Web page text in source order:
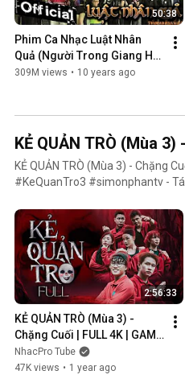
50:38
Phim Ca Nhạc Luật Nhân
Quả (Người Trong Giang Hồ
4) - Lâm Chấn Khang 2016
309M views • 10 years ago
KẺ QUẢN TRÒ (Mùa
KẺ QUẢN TRÒ (Mùa 3) - Chặng
#KeQuanTro3 #simonphantv - Tác giả: Simon Phan - Diễn viên: Simon Phan, Bnat, Huỳnh Nhựt,
hơi hướng của show truyền hình
người chiến thắng cuối cùng?.
mặt nạ. Tất cả sẽ tiết lộ trong
Huỳnh Nhựt _ Diễn viên Huỳnh
TikToker Trúc Khánh Duy _ Nghệ
2:56:33
KẺ QUẢN TRÒ (Mùa 3) -
Chặng Cuối | FULL 4K | GAME
CUNG HOÀNG ĐẠO || Web
Drama 2025
NhacPro Tube
47K views • 1 year ago